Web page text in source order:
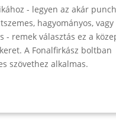
- legyen az akár punch
hagyományos, vagy
- remek választás ez a
A Fonalfirkász boltban
szövethez alkalmas.